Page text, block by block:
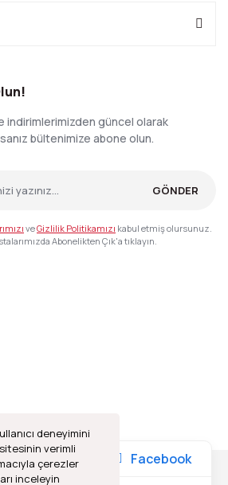
deneyimini
verimli
çerezler
inceleyin
indirimlerimizden güncel olarak
bültenimize abone olun.
GÖNDER
veGizlilik Politikamızı kabul etmiş olursunuz.
Abonelikten Çık'a tıklayın.
Tüm Hakları Saklıdır.
Facebook